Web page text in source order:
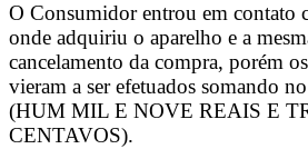
O Consumidor entrou em contato
onde adquiriu o aparelho e a
cancelamento da compra, porém
vieram a ser efetuados somando
(HUM MIL E NOVE REAIS E
CENTAVOS).